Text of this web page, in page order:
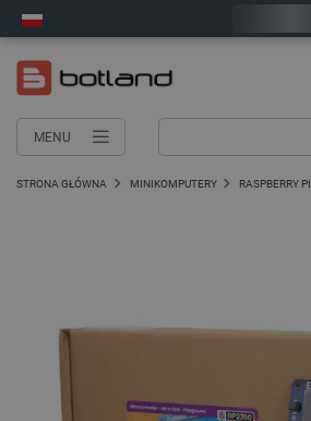
MENU
STRONA GŁÓWNA MINIKOMPUTERY RASPBERRY PI